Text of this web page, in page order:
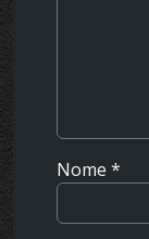
Nome *